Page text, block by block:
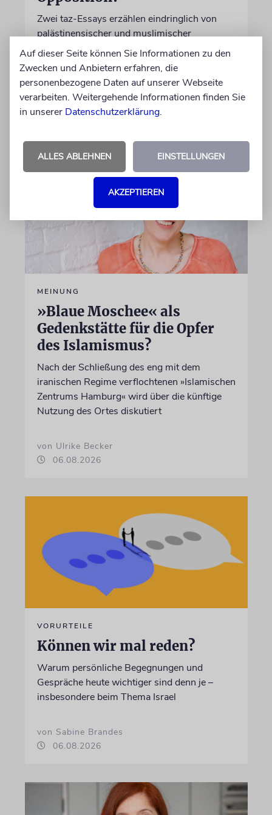
Zwei taz-Essays erzählen eindringlich von
palästinensischer und muslimischer
Entfremdung in Deutschland. Sie lassen
zugleich einen entscheidenden blinden Fleck
im Nahostkonflikts unerwähnt
von Leeor Engländer
MEINUNG
»Blaue Moschee« als
Gedenkstätte für die Opfer
des Islamismus?
Nach der Schließung des eng mit dem
iranischen Regime verflochtenen »Islamischen
Zentrums Hamburg« wird über die künftige
Nutzung des Ortes diskutiert
von Ulrike Becker
06.08.2026
VORURTEILE
Können wir mal reden?
Warum persönliche Begegnungen und
Gespräche heute wichtiger sind denn je –
insbesondere beim Thema Israel
von Sabine Brandes
06.08.2026
Auf dieser Seite können Sie Informationen zu den
Zwecken und Anbietern erfahren, die
personenbezogene Daten auf unserer Webseite
verarbeiten. Weitergehende Informationen finden Sie
in unserer Datenschutzerklärung.
ALLES ABLEHNEN EINSTELLUNGEN
AKZEPTIEREN